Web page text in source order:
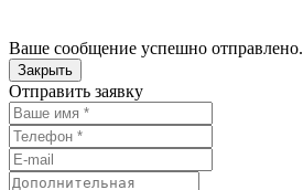
Ваше сообщение успешно отправлено.
Закрыть
Отправить заявку